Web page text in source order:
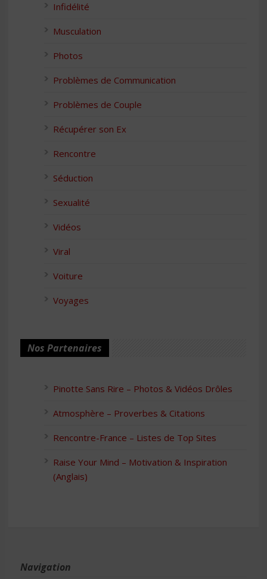
Infidélité
Musculation
Photos
Problèmes de Communication
Problèmes de Couple
Récupérer son Ex
Rencontre
Séduction
Sexualité
Vidéos
Viral
Voiture
Voyages
Nos Partenaires
Pinotte Sans Rire – Photos & Vidéos Drôles
Atmosphère – Proverbes & Citations
Rencontre-France – Listes de Top Sites
Raise Your Mind – Motivation & Inspiration
(Anglais)
Navigation